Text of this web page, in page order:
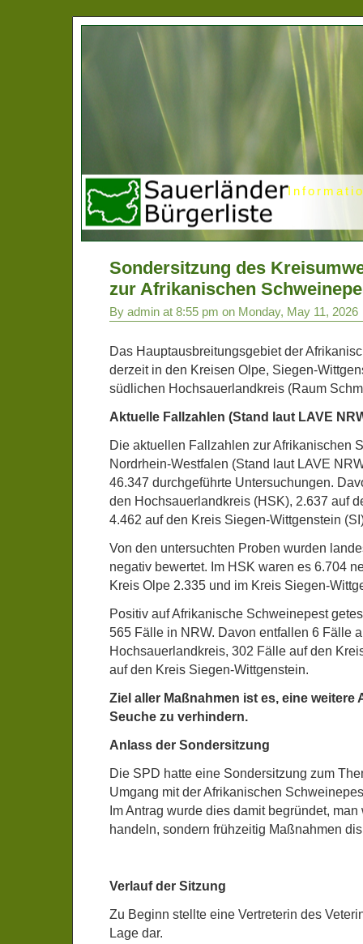
Sondersitzung des
zur Afrikanischen
By admin at 8:55 pm on Monday, May 11, 2026
Das Hauptausbreitungsgebiet der
derzeit in den Kreisen Olpe, Siegen-
südlichen Hochsauerlandkreis (Raum
Aktuelle Fallzahlen (Stand laut LAVE
Die aktuellen Fallzahlen zur Afrikanischen
Nordrhein-Westfalen (Stand laut LAVE
46.347 durchgeführte Untersuchungen.
den Hochsauerlandkreis (HSK), 2.637 auf
4.462 auf den Kreis Siegen-Wittgenstein
Von den untersuchten Proben wurden
negativ bewertet. Im HSK waren es 6.704
Kreis Olpe 2.335 und im Kreis Siegen-
Positiv auf Afrikanische Schweinepest
565 Fälle in NRW. Davon entfallen 6 Fälle
Hochsauerlandkreis, 302 Fälle auf den
auf den Kreis Siegen-Wittgenstein.
Ziel aller Maßnahmen ist es, eine weitere
Seuche zu verhindern.
Anlass der Sondersitzung
Die SPD hatte eine Sondersitzung zum
Umgang mit der Afrikanischen
Im Antrag wurde dies damit begründet,
handeln, sondern frühzeitig Maßnahmen
Verlauf der Sitzung
Zu Beginn stellte eine Vertreterin des
Lage dar.